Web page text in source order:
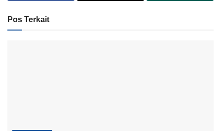
Pos Terkait